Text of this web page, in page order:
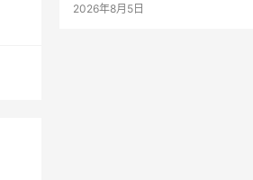
2026年8月5日